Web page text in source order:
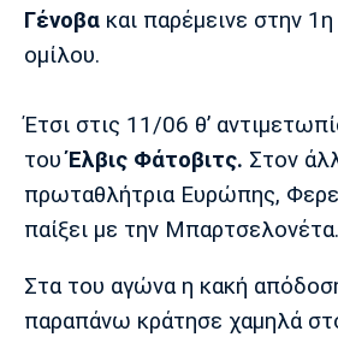
Μπορούσια
Ντόρτμουντ
Παρί Σεν
Ζερμέν
Μονακό
Ερυθρός
Γένοβα και παρέμεινε στην
ομίλου.
Έτσι στις 11/06 θ’
τουΈλβις Φάτοβιτς. Στον
πρωταθλήτρια Ευρώπης,
παίξει με την Μπαρτσελονέτα.
Στα του αγώνα η κακή
παραπάνω κράτησε χαμηλά